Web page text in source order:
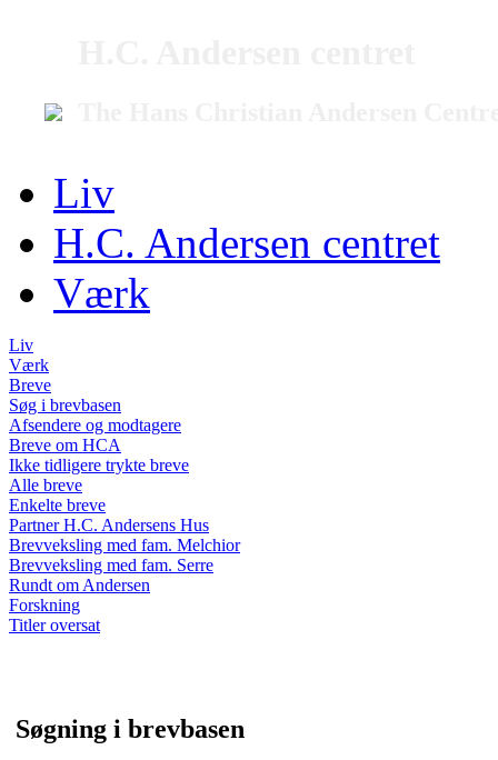
Liv
H.C. Andersen centret
Værk
Liv
Værk
Breve
Søg i brevbasen
Afsendere og modtagere
Breve om HCA
Ikke tidligere trykte breve
Alle breve
Enkelte breve
Partner H.C. Andersens Hus
Brevveksling med fam. Melchior
Brevveksling med fam. Serre
Rundt om Andersen
Forskning
Titler oversat
Søgning i brevbasen